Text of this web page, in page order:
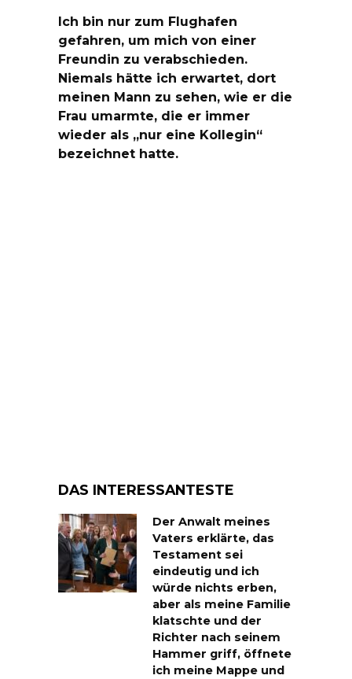
Ich bin nur zum Flughafen
gefahren, um mich von einer
Freundin zu verabschieden.
Niemals hätte ich erwartet, dort
meinen Mann zu sehen, wie er die
Frau umarmte, die er immer
wieder als „nur eine Kollegin“
bezeichnet hatte.
DAS INTERESSANTESTE
Der Anwalt meines
Vaters erklärte, das
Testament sei
eindeutig und ich
würde nichts erben,
aber als meine Familie
klatschte und der
Richter nach seinem
Hammer griff, öffnete
ich meine Mappe und